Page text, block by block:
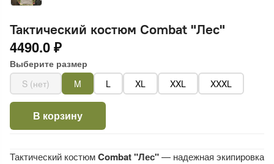
Тактический костюм Combat "Лес"
4490.0 ₽
Выберите размер
S (нет)
M L XL XXL XXXL
В корзину
Тактический костюмCombat "Лес"— надежная экипировка